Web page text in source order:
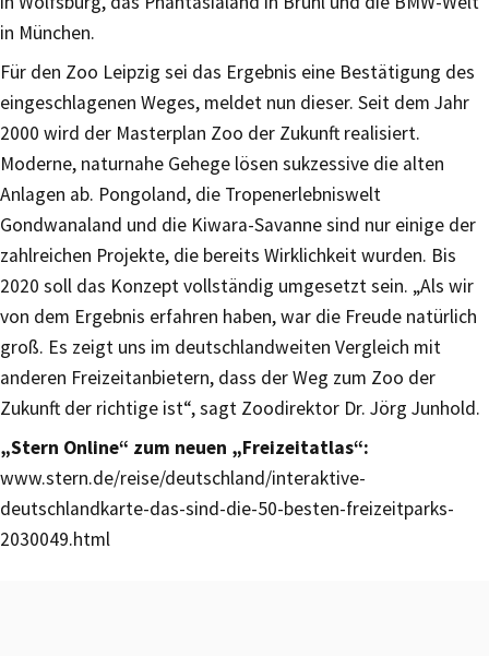
in München.
Für den Zoo Leipzig sei das Ergebnis eine Bestätigung des
eingeschlagenen Weges, meldet nun dieser. Seit dem Jahr
2000 wird der Masterplan Zoo der Zukunft realisiert.
Moderne, naturnahe Gehege lösen sukzessive die alten
Anlagen ab. Pongoland, die Tropenerlebniswelt
Gondwanaland und die Kiwara-Savanne sind nur einige der
zahlreichen Projekte, die bereits Wirklichkeit wurden. Bis
2020 soll das Konzept vollständig umgesetzt sein. „Als wir
von dem Ergebnis erfahren haben, war die Freude natürlich
groß. Es zeigt uns im deutschlandweiten Vergleich mit
anderen Freizeitanbietern, dass der Weg zum Zoo der
Zukunft der richtige ist“, sagt Zoodirektor Dr. Jörg Junhold.
„Stern Online“ zum neuen „Freizeitatlas“:
www.stern.de/reise/deutschland/interaktive-
deutschlandkarte-das-sind-die-50-besten-freizeitparks-
2030049.html